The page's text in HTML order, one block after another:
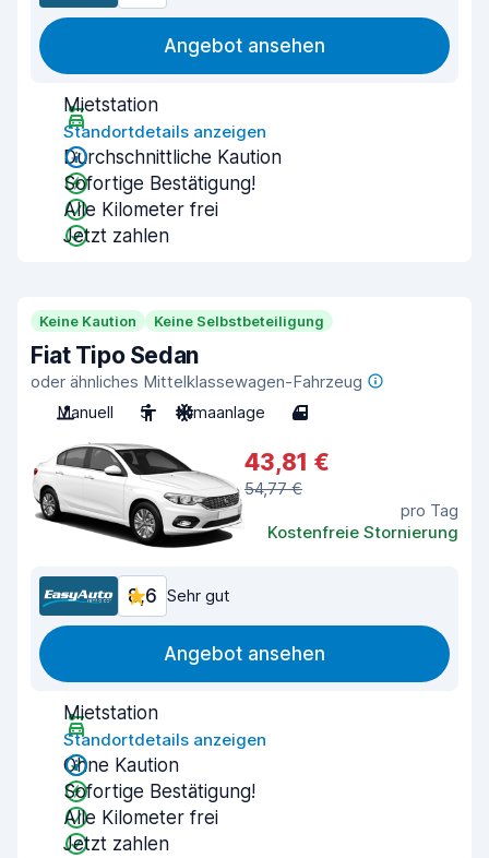
Angebot ansehen
Mietstation
Standortdetails anzeigen
Durchschnittliche Kaution
Sofortige Bestätigung!
Alle Kilometer frei
Jetzt zahlen
Keine Kaution Keine Selbstbeteiligung
Fiat Tipo Sedan
oder ähnliches Mittelklassewagen-Fahrzeug
Manuell
5 Klimaanlage 4
43,81 €
54,77 €
pro Tag
Kostenfreie Stornierung
8,6 Sehr gut
Angebot ansehen
Mietstation
Standortdetails anzeigen
Ohne Kaution
Sofortige Bestätigung!
Alle Kilometer frei
Jetzt zahlen